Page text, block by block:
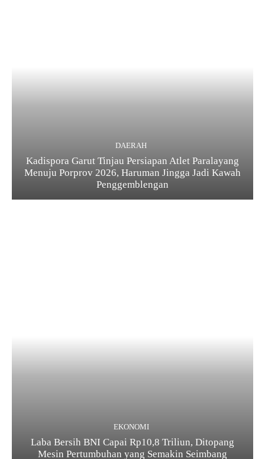
DAERAH
Kadispora Garut Tinjau Persiapan Atlet Paralayang
Menuju Porprov 2026, Haruman Jingga Jadi Kawah
Penggemblengan
EKONOMI
Laba Bersih BNI Capai Rp10,8 Triliun, Ditopang
Mesin Pertumbuhan yang Semakin Seimbang